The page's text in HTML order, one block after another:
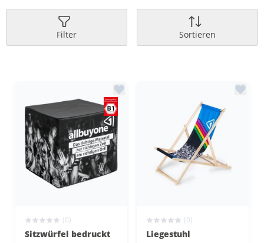
Filter Sortieren
(0)
Sitzwürfel bedruckt
(0)
Liegestuhl